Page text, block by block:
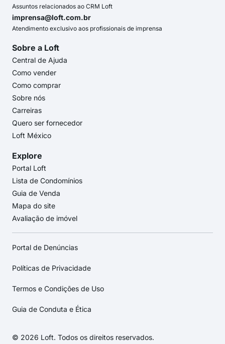
Assuntos relacionados ao CRM Loft
imprensa@loft.com.br
Atendimento exclusivo aos profissionais de imprensa
Sobre a Loft
Central de Ajuda
Como vender
Como comprar
Sobre nós
Carreiras
Quero ser fornecedor
Loft México
Explore
Portal Loft
Lista de Condomínios
Guia de Venda
Mapa do site
Avaliação de imóvel
Portal de Denúncias
Políticas de Privacidade
Termos e Condições de Uso
Guia de Conduta e Ética
© 2026 Loft. Todos os direitos reservados.